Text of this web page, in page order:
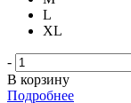
L
XL
-
В корзину
Подробнее